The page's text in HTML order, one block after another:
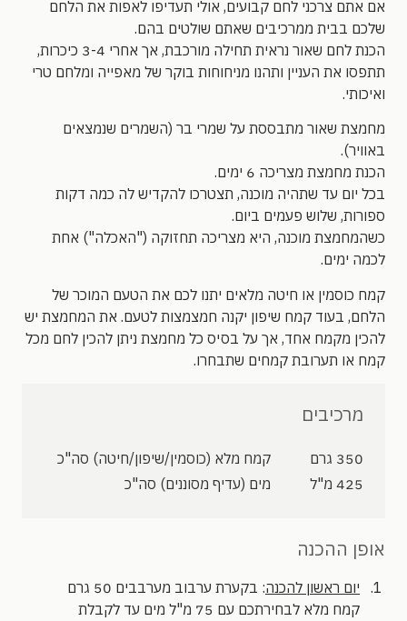
אם אתם צרכני לחם קבועים, אולי תעדיפו לאפות את הלחם
שלכם בבית ממרכיבים שאתם שולטים בהם.
הכנת לחם שאור נראית תחילה מורכבת, אך אחרי 3-4 כיכרות,
תתפסו את העניין ותהנו מניחוחות בוקר של מאפייה ומלחם טרי
ואיכותי.
מחמצת שאור מתבססת על שמרי בר (השמרים שנמצאים
באוויר).
הכנת מחמצת מצריכה 6 ימים.
בכל יום עד שתהיה מוכנה, תצטרכו להקדיש לה כמה דקות
ספורות, שלוש פעמים ביום.
כשהמחמצת מוכנה, היא מצריכה תחזוקה ("האכלה") אחת
לכמה ימים.
קמח כוסמין או חיטה מלאים יתנו לכם את הטעם המוכר של
הלחם, בעוד קמח שיפון יקנה חמצמצות לטעם. את המחמצת יש
להכין מקמח אחד, אך על בסיס כל מחמצת ניתן להכין לחם מכל
קמח או תערובת קמחים שתבחרו.
מרכיבים
350 גרם
קמח מלא (כוסמין/שיפון/חיטה) סה"כ
425 מ"ל
מים (עדיף מסוננים) סה"כ
אופן ההכנה
יום ראשון להכנה
: בקערת ערבוב מערבבים 50 גרם
קמח מלא לבחירתכם עם 75 מ"ל מים עד לקבלת